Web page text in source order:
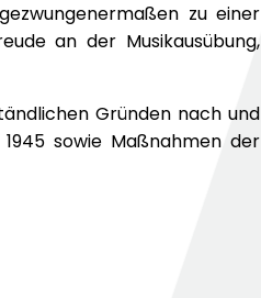
zu einer
an der Musikausübung,
Gründen nach und
sowie Maßnahmen der